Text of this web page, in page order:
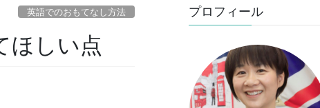
英語でのおもてなし方法
ほしい点
プロフィール